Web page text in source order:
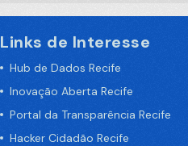
Links de Interesse
Hub de Dados Recife
Inovação Aberta Recife
Portal da Transparência Recife
Hacker Cidadão Recife